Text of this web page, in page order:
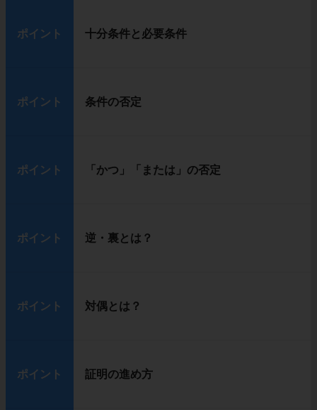
ポイント 十分条件と必要条件
ポイント 条件の否定
ポイント 「かつ」「または」の否定
ポイント 逆・裏とは？
ポイント 対偶とは？
ポイント 証明の進め方